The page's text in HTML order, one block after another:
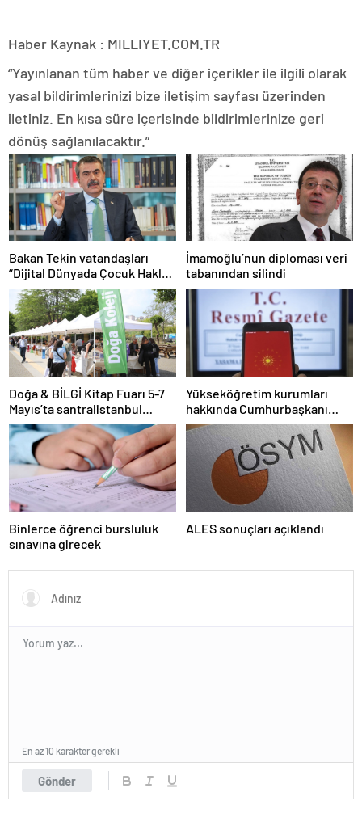
Haber Kaynak : MILLIYET.COM.TR
“Yayınlanan tüm haber ve diğer içerikler ile ilgili olarak
yasal bildirimlerinizi bize iletişim sayfası üzerinden
iletiniz. En kısa süre içerisinde bildirimlerinize geri
dönüş sağlanılacaktır.”
Bakan Tekin vatandaşları
“Dijital Dünyada Çocuk Hakları
Sözleşmesi”ni imzalamaya
davet etti
İmamoğlu’nun diploması veri
tabanından silindi
Doğa & BİLGİ Kitap Fuarı 5-7
Mayıs’ta santralistanbul
Kampüsünde kapılarını açıyor
Yükseköğretim kurumları
hakkında Cumhurbaşkanı
kararı Resmi Gazete’de
Binlerce öğrenci bursluluk
sınavına girecek
ALES sonuçları açıklandı
Gönder
En az 10 karakter gerekli